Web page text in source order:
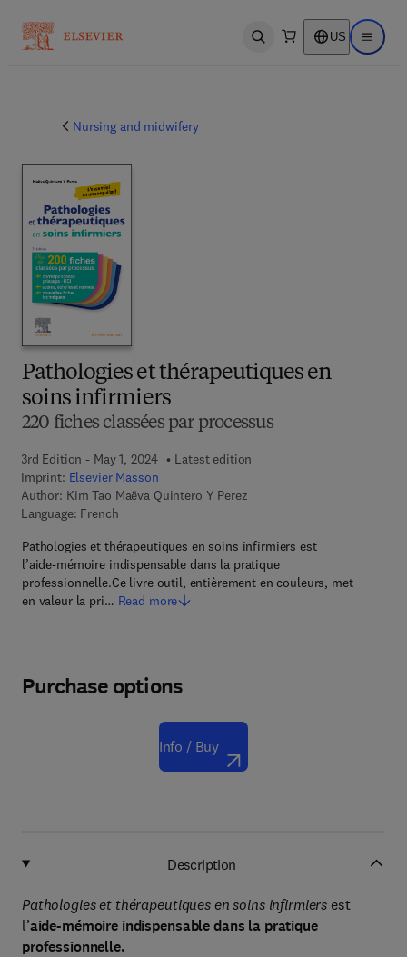
Open search US Open
Nursing and midwifery
Pathologies et thérapeutiques en
soins infirmiers
220 fiches classées par processus
3rd Edition - May 1, 2024
Latest edition
Imprint: Elsevier Masson
Author: Kim Tao Maëva Quintero Y Perez
Language: French
Pathologies et thérapeutiques en soins infirmiers est
l’aide-mémoire indispensable dans la pratique
professionnelle.Ce livre outil, entièrement en couleurs, met
en valeur la pri… Read more
Purchase options
Info / Buy
Description
Pathologies et thérapeutiques en soins infirmiers est
l’aide-mémoire indispensable dans la pratique
professionnelle.